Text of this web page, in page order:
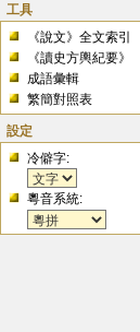
工具
《說文》全文索引
《讀史方輿紀要》
成語彙輯
繁簡對照表
設定
冷僻字:
粵音系統: